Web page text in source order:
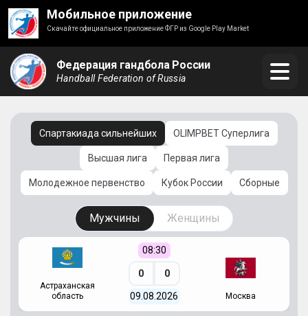
Мобильное приложение
Скачайте официальное приложение ФГР из Google Play Market
Федерация гандбола России
Handball Federation of Russia
Спартакиада сильнейших OLIMPBET Суперлига
Высшая лига Первая лига
Молодежное первенство Кубок России Сборные
Мужчины Женщины
Астраханская
область
08:30
0 0
09.08.2026 Москва